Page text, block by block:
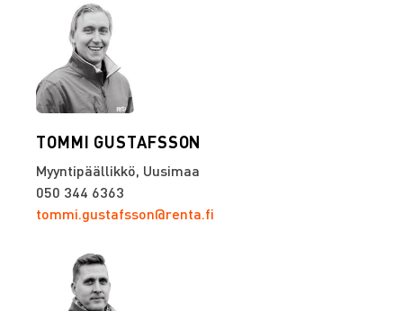
TOMMI GUSTAFSSON
Myyntipäällikkö, Uusimaa
050 344 6363
tommi.gustafsson@renta.fi